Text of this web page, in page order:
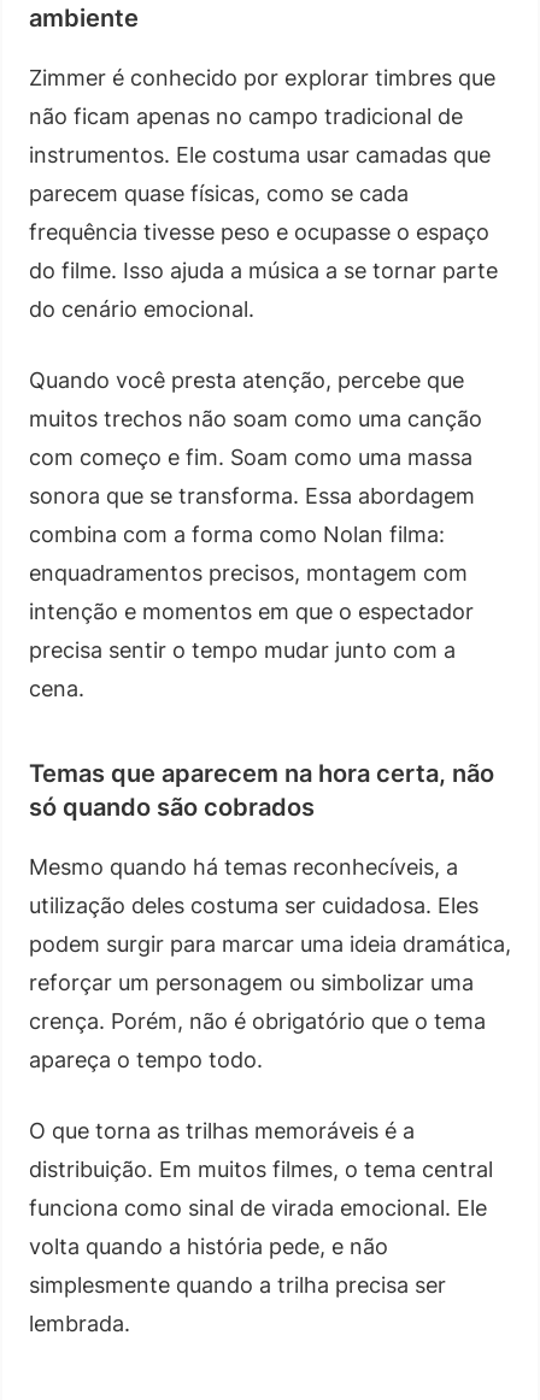
ambiente
Zimmer é conhecido por explorar timbres que
não ficam apenas no campo tradicional de
instrumentos. Ele costuma usar camadas que
parecem quase físicas, como se cada
frequência tivesse peso e ocupasse o espaço
do filme. Isso ajuda a música a se tornar parte
do cenário emocional.
Quando você presta atenção, percebe que
muitos trechos não soam como uma canção
com começo e fim. Soam como uma massa
sonora que se transforma. Essa abordagem
combina com a forma como Nolan filma:
enquadramentos precisos, montagem com
intenção e momentos em que o espectador
precisa sentir o tempo mudar junto com a
cena.
Temas que aparecem na hora certa, não
só quando são cobrados
Mesmo quando há temas reconhecíveis, a
utilização deles costuma ser cuidadosa. Eles
podem surgir para marcar uma ideia dramática,
reforçar um personagem ou simbolizar uma
crença. Porém, não é obrigatório que o tema
apareça o tempo todo.
O que torna as trilhas memoráveis é a
distribuição. Em muitos filmes, o tema central
funciona como sinal de virada emocional. Ele
volta quando a história pede, e não
simplesmente quando a trilha precisa ser
lembrada.